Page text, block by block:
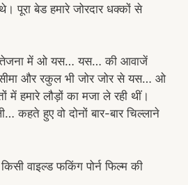
पूरा बेड हमारे जोरदार धक्कों से
में ओ यस… यस… की आवाजें
और रकुल भी जोर जोर से यस… ओ
हमारे लौड़ों का मजा ले रही थीं।
कहते हुए वो दोनों बार-बार चिल्लाने
वाइल्ड फकिंग पोर्न फिल्म की